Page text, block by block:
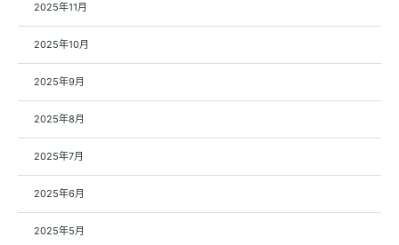
2025年11月
2025年10月
2025年9月
2025年8月
2025年7月
2025年6月
2025年5月